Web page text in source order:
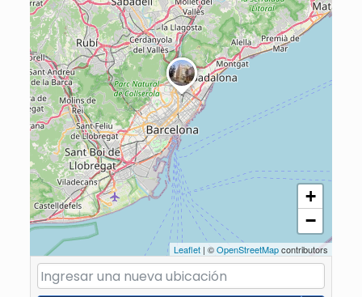
+
−
Leaflet | ©OpenStreetMapcontributors